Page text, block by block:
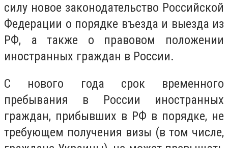
силу новое законодательство Российской
Федерации о порядке въезда и выезда из
РФ, а также о правовом положении
иностранных граждан в России.
С нового года срок временного
пребывания в России иностранных
граждан, прибывших в РФ в порядке, не
требующем получения визы (в том числе,